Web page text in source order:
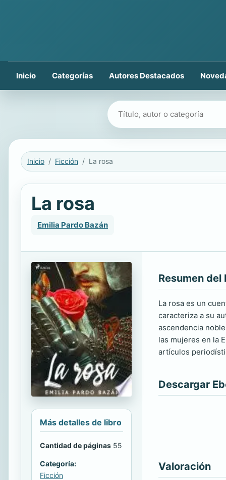
Inicio Categorías Autores Destacados
Buscar libros
Inicio Ficción La rosa
La rosa
Emilia Pardo Bazán
Más detalles de libro
Cantidad de páginas 55
Categoría:
Ficción
Resumen del
La rosa es un
caracteriza a su
ascendencia
las mujeres en la
artículos
Descargar
Valoración